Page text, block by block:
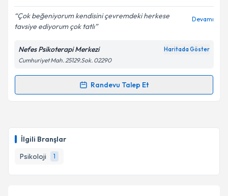
İlgili Branşlar
Psikoloji
1
Çok beğeniyorum kendisini çevremdeki herkese
tavsiye ediyorum çok tatlı
Devamı
Nefes Psikoterapi Merkezi Haritada Göster
Cumhuriyet Mah. 25129.Sok. 02290
Randevu Talep Et
Randevu Takvimi Talebi
takvim hazırlandığında e-posta ile bilgilendireceğiz.
E-posta Adresiniz